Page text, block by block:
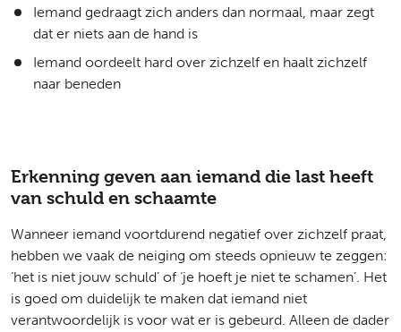
Iemand gedraagt zich anders dan normaal, maar zegt
dat er niets aan de hand is
Iemand oordeelt hard over zichzelf en haalt zichzelf
naar beneden
Erkenning geven aan iemand die last heeft
van schuld en schaamte
Wanneer iemand voortdurend negatief over zichzelf praat,
hebben we vaak de neiging om steeds opnieuw te zeggen:
‘het is niet jouw schuld’ of ‘je hoeft je niet te schamen’. Het
is goed om duidelijk te maken dat iemand niet
verantwoordelijk is voor wat er is gebeurd. Alleen de dader